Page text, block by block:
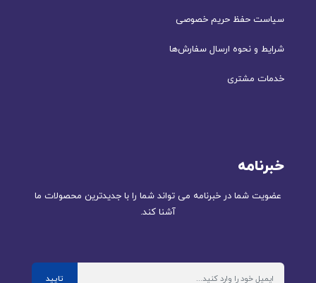
سیاست حفظ حریم خصوصی
شرایط و نحوه ارسال سفارش‌ها
خدمات مشتری
خبرنامه
عضویت شما در خبرنامه می تواند شما را با جدیدترین محصولات ما
آشنا کند.
تایید